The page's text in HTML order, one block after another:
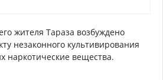
жителя Тараза возбуждено
незаконного культивирования
наркотические вещества.